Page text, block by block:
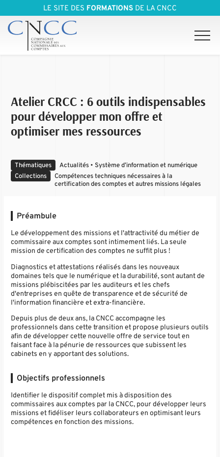
LE SITE DES FORMATIONS DE LA CNCC
Atelier CRCC : 6 outils indispensables
pour développer mon offre et
optimiser mes ressources
Thématiques
Actualités • Système d’information et numérique
Collections
Compétences techniques nécessaires à la
certification des comptes et autres missions légales
Préambule
Le développement des missions et l'attractivité du métier de
commissaire aux comptes sont intimement liés. La seule
mission de certification des comptes ne suffit plus !
Diagnostics et attestations réalisés dans les nouveaux
domaines tels que le numérique et la durabilité, sont autant de
missions plébiscitées par les auditeurs et les chefs
d'entreprises en quête de transparence et de sécurité de
l'information financière et extra-financière.
Depuis plus de deux ans, la CNCC accompagne les
professionnels dans cette transition et propose plusieurs outils
afin de développer cette nouvelle offre de service tout en
faisant face à la pénurie de ressources que subissent les
cabinets en y apportant des solutions.
Objectifs professionnels
Identifier le dispositif complet mis à disposition des
commissaires aux comptes par la CNCC, pour développer leurs
missions et fidéliser leurs collaborateurs en optimisant leurs
compétences en fonction des missions.